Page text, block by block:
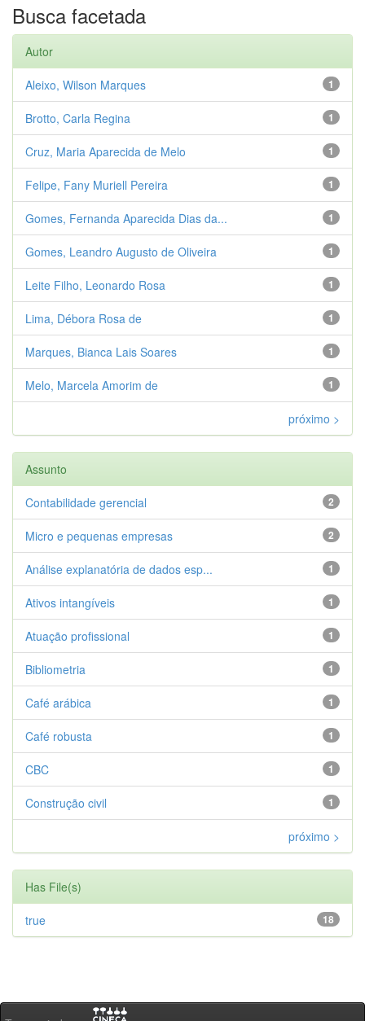
Busca facetada
Autor
1
Aleixo, Wilson Marques
1
Brotto, Carla Regina
1
Cruz, Maria Aparecida de Melo
1
Felipe, Fany Muriell Pereira
1
Gomes, Fernanda Aparecida Dias da...
1
Gomes, Leandro Augusto de Oliveira
1
Leite Filho, Leonardo Rosa
1
Lima, Débora Rosa de
1
Marques, Bianca Lais Soares
1
Melo, Marcela Amorim de
próximo >
Assunto
2
Contabilidade gerencial
2
Micro e pequenas empresas
1
Análise explanatória de dados esp...
1
Ativos intangíveis
1
Atuação profissional
1
Bibliometria
1
Café arábica
1
Café robusta
1
CBC
1
Construção civil
próximo >
Has File(s)
18
true